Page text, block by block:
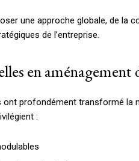
une approche globale, de la
de l’entreprise.
en aménagement
ont profondément transformé la
: